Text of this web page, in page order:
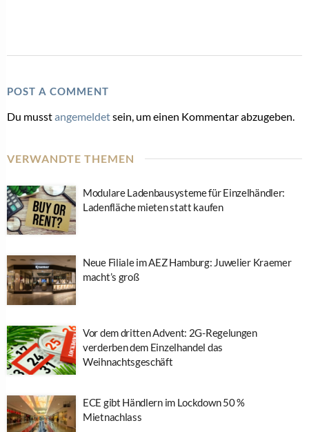
POST A COMMENT
Du musstangemeldetsein, um einen Kommentar abzugeben.
VERWANDTE THEMEN
Modulare Ladenbausysteme für Einzelhändler:
Ladenfläche mieten statt kaufen
Neue Filiale im AEZ Hamburg: Juwelier Kraemer
macht’s groß
Vor dem dritten Advent: 2G-Regelungen
verderben dem Einzelhandel das
Weihnachtsgeschäft
ECE gibt Händlern im Lockdown 50 %
Mietnachlass